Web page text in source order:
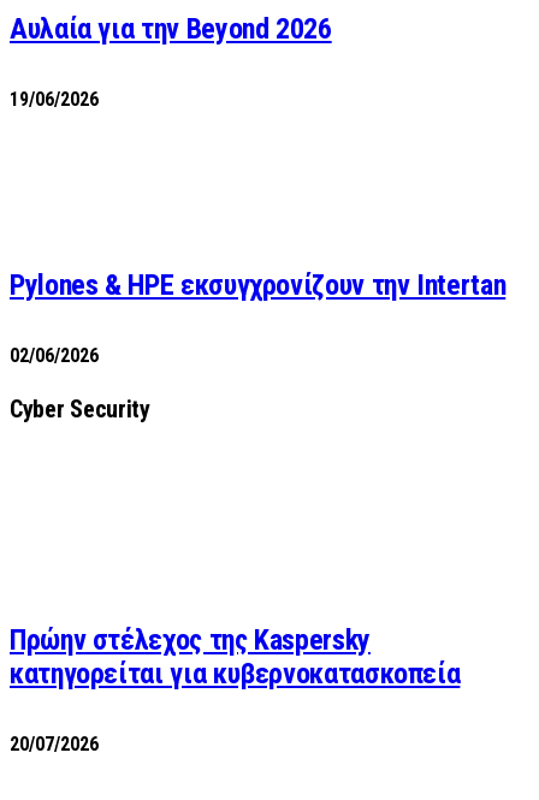
Αυλαία για την Beyond 2026
19/06/2026
Pylones & HPE εκσυγχρονίζουν την Intertan
02/06/2026
Cyber Security
Πρώην στέλεχος της Kaspersky
κατηγορείται για κυβερνοκατασκοπεία
20/07/2026